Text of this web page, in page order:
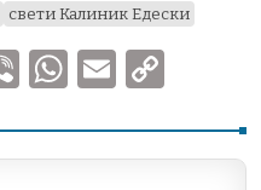
свети Калиник Едески
V
er
W
at
E
ai p